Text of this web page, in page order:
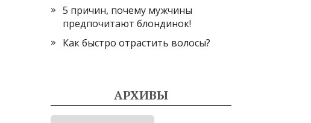
5 причин, почему мужчины
предпочитают блондинок!
Как быстро отрастить волосы?
АРХИВЫ